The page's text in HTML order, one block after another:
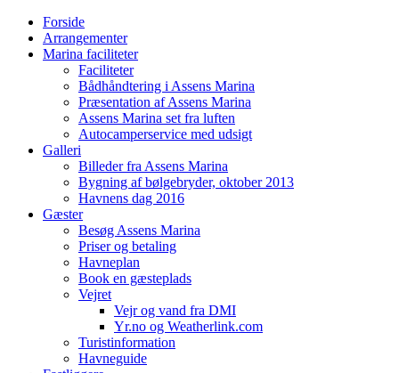
Forside
Arrangementer
Marina faciliteter
Faciliteter
Bådhåndtering i Assens Marina
Præsentation af Assens Marina
Assens Marina set fra luften
Autocamperservice med udsigt
Galleri
Billeder fra Assens Marina
Bygning af bølgebryder, oktober 2013
Havnens dag 2016
Gæster
Besøg Assens Marina
Priser og betaling
Havneplan
Book en gæsteplads
Vejret
Vejr og vand fra DMI
Yr.no og Weatherlink.com
Turistinformation
Havneguide